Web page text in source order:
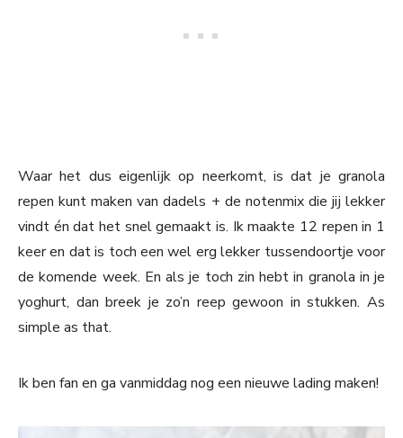
Waar het dus eigenlijk op neerkomt, is dat je granola
repen kunt maken van dadels + de notenmix die jij lekker
vindt én dat het snel gemaakt is. Ik maakte 12 repen in 1
keer en dat is toch een wel erg lekker tussendoortje voor
de komende week. En als je toch zin hebt in granola in je
yoghurt, dan breek je zo’n reep gewoon in stukken. As
simple as that.
Ik ben fan en ga vanmiddag nog een nieuwe lading maken!